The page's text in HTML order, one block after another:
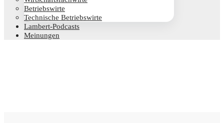
Betriebs­wir­te
Tech­ni­sche Betriebswirte
Lam­­bert-Pod­­casts
Mei­nun­gen